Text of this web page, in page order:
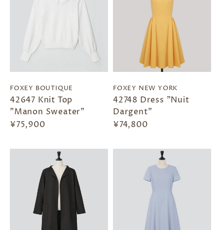
FOXEY BOUTIQUE
42647 Knit Top
"Manon Sweater"
¥75,900
FOXEY NEW YORK
42748 Dress "Nuit
Dargent"
¥74,800